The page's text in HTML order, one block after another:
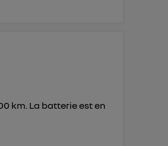
km. La batterie est en